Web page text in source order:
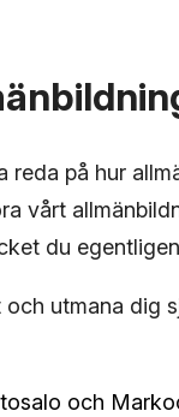
reda på hur
vårt
du
utmana dig
och